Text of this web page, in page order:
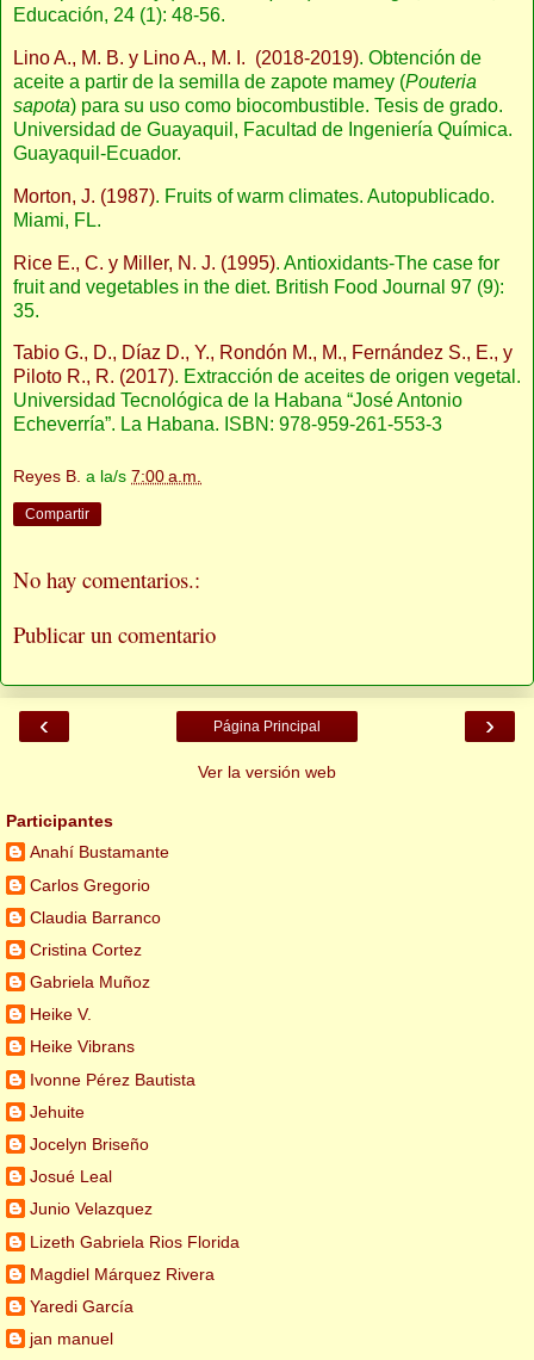
Educación, 24 (1): 48-56.
Lino A., M. B. y Lino A., M. I. (2018-2019). Obtención de
aceite a partir de la semilla de zapote mamey (Pouteria
sapota) para su uso como biocombustible. Tesis de grado.
Universidad de Guayaquil, Facultad de Ingeniería Química.
Guayaquil-Ecuador.
Morton, J. (1987). Fruits of warm climates. Autopublicado.
Miami, FL.
Rice E., C. y Miller, N. J. (1995). Antioxidants-The case for
fruit and vegetables in the diet. British Food Journal 97 (9):
35.
Tabio G., D., Díaz D., Y., Rondón M., M., Fernández S., E., y
Piloto R., R. (2017). Extracción de aceites de origen vegetal.
Universidad Tecnológica de la Habana “José Antonio
Echeverría”. La Habana. ISBN: 978-959-261-553-3
Reyes B. a la/s 7:00 a.m.
Compartir
No hay comentarios.:
Publicar un comentario
‹ ›
Página Principal
Ver la versión web
Participantes
Anahí Bustamante
Carlos Gregorio
Claudia Barranco
Cristina Cortez
Gabriela Muñoz
Heike V.
Heike Vibrans
Ivonne Pérez Bautista
Jehuite
Jocelyn Briseño
Josué Leal
Junio Velazquez
Lizeth Gabriela Rios Florida
Magdiel Márquez Rivera
Yaredi García
jan manuel